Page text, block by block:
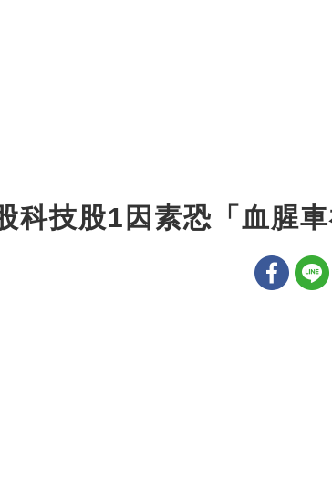
技股1因素恐「血腥車